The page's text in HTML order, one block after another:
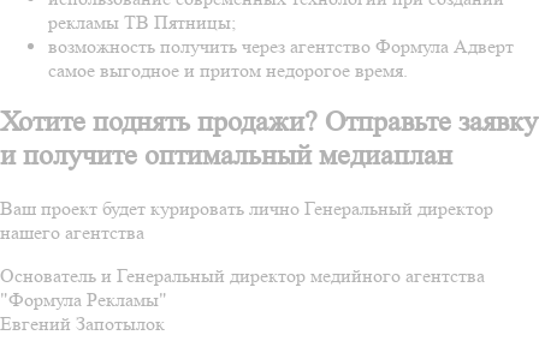
рекламы ТВ Пятницы;
возможность получить через агентство Формула Адверт
самое выгодное и притом недорогое время.
Хотите поднять продажи? Отправьте заявку
и получите оптимальный медиаплан
Ваш проект будет курировать лично Генеральный директор
нашего агентства
Основатель и Генеральный директор медийного агентства
"Формула Рекламы"
Евгений Запотылок